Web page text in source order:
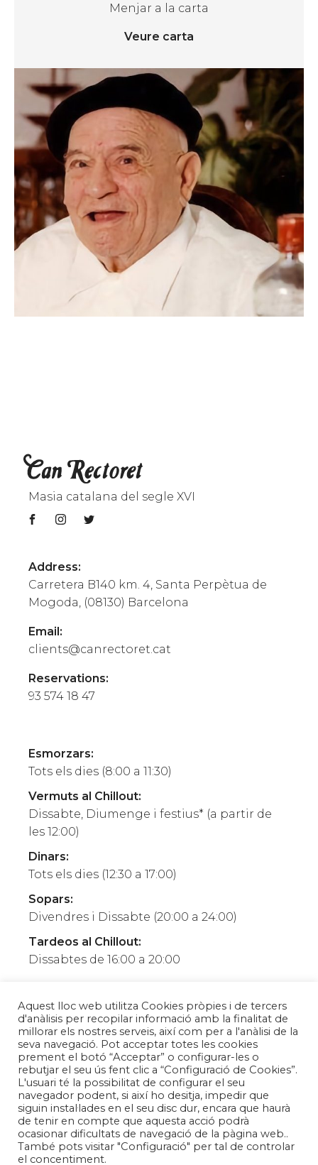
Menjar a la carta
Veure carta
Masia catalana del segle XVI
Address:
Carretera B140 km. 4, Santa Perpètua de
Mogoda, (08130) Barcelona
Email:
clients@canrectoret.cat
Reservations:
93 574 18 47
Esmorzars:
Tots els dies (8:00 a 11:30)
Vermuts al Chillout:
Dissabte, Diumenge i festius* (a partir de
les 12:00)
Dinars:
Tots els dies (12:30 a 17:00)
Sopars:
Divendres i Dissabte (20:00 a 24:00)
Tardeos al Chillout:
Dissabtes de 16:00 a 20:00
Can Rectoret ©2026
Política de privadesa
Política de galetes
Disseny webgaloo
Aquest lloc web utilitza Cookies pròpies i de tercers
d'anàlisis per recopilar informació amb la finalitat de
millorar els nostres serveis, així com per a l'anàlisi de la
seva navegació. Pot acceptar totes les cookies
prement el botó “Acceptar” o configurar-les o
rebutjar el seu ús fent clic a “Configuració de Cookies”.
L'usuari té la possibilitat de configurar el seu
navegador podent, si així ho desitja, impedir que
siguin instal·lades en el seu disc dur, encara que haurà
de tenir en compte que aquesta acció podrà
ocasionar dificultats de navegació de la pàgina web..
També pots visitar "Configuració" per tal de controlar
el concentiment.